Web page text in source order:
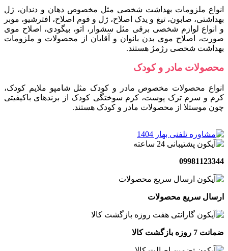
انواع ملزومات بهداشت شخصی مثل مخصوص دهان و دندان، ژل
بهداشتی، صابون، تیغ و یدک اصلاح، ژل و فوم اصلاح، افترشیو، موبر
و انواع لوازم شخصی برقی مثل سشوار، اتو، بیگودی، اصلاح موی
صورت، اصلاح موی بدن بانوان و آقایان از محصولات و ملزومات
بهداشت شخصی رژمژ هستند.
محصولات مادر و کودک
انواع محصولات مخصوص مادر و کودک مثل شامپو ملایم کودک،
کرم و سرم ترک پوست، کرم سوختگی کودک از برندهای باکیفیتی
چون موستلا از محصولات مادر و کودک هستند.
09981123344
ارسال سریع محصولات
ضمانت 7 روزه بازگشت کالا